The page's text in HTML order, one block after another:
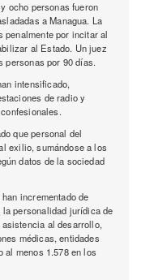
ocho personas fueron
a Managua. La
penalmente por incitar al
al Estado. Un juez
personas por 90 días.
intensificado,
de radio y
que personal del
exilio, sumándose a los
datos de la sociedad
incrementado de
personalidad jurídica de
al desarrollo,
médicas, entidades
al menos 1.578 en los